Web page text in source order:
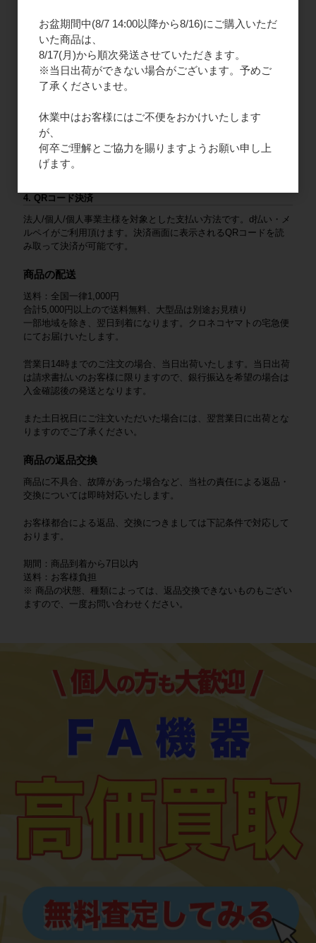
口座名義（カナ）：カ）エフエープロダクツ
2. ご請求書払い
法人様限定となりますので、新規会員登録をお願いいたします。
商品と一緒にご請求書を同封いたします。末日締め、翌月末払い
となります。
3. クレジットカード
法人/個人/個人事業主様を対象とした支払い方法です。VISA /
Mastercard / JCB / American Express / Diners Club がご利用いた
だけます。
4. QRコード決済
法人/個人/個人事業主様を対象とした支払い方法です。d払い・メ
ルペイがご利用頂けます。決済画面に表示されるQRコードを読
み取って決済が可能です。
商品の配送
送料：全国一律1,000円
合計5,000円以上ので送料無料、大型品は別途お見積り
一部地域を除き、翌日到着になります。クロネコヤマトの宅急便
にてお届けいたします。
営業日14時までのご注文の場合、当日出荷いたします。当日出荷
は請求書払いのお客様に限りますので、銀行振込を希望の場合は
入金確認後の発送となります。
また土日祝日にご注文いただいた場合には、翌営業日に出荷とな
りますのでご了承ください。
商品の返品交換
商品に不具合、故障があった場合など、当社の責任による返品・
交換については即時対応いたします。
お客様都合による返品、交換につきましては下記条件で対応して
おります。
期間：商品到着から7日以内
送料：お客様負担
※ 商品の状態、種類によっては、返品交換できないものもござい
ますので、一度お問い合わせください。
お盆期間中(8/7 14:00以降から8/16)にご購入いただ
いた商品は、
8/17(月)から順次発送させていただきます。
※当日出荷ができない場合がございます。予めご
了承くださいませ。
休業中はお客様にはご不便をおかけいたします
が、
何卒ご理解とご協力を賜りますようお願い申し上
げます。